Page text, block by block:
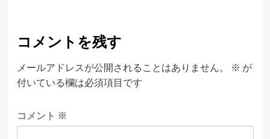
コメントを残す
メールアドレスが公開されることはありません。 ※ が
付いている欄は必須項目です
コメント ※